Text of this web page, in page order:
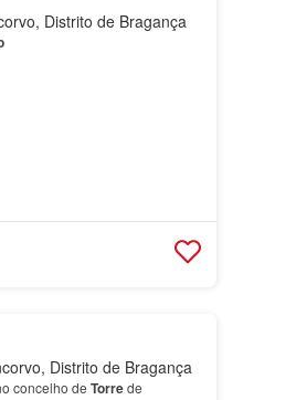
Distrito de Bragança
Distrito de Bragança
concelho de Torrede